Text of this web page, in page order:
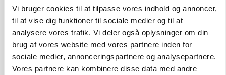
Vi bruger cookies til at tilpasse vores indhold og annoncer,
til at vise dig funktioner til sociale medier og til at
analysere vores trafik. Vi deler også oplysninger om din
brug af vores website med vores partnere inden for
sociale medier, annonceringspartnere og analysepartnere.
Vores partnere kan kombinere disse data med andre
MARKED
Uændret notering: Spæde lyspunkter i fortsat
presset marked for oksekød